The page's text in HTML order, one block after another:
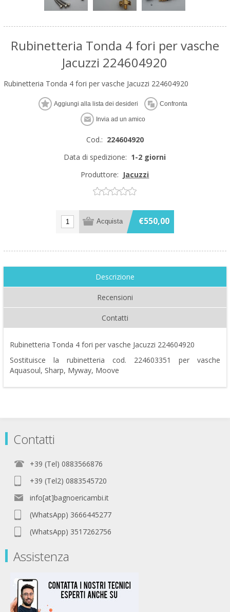
Rubinetteria Tonda 4 fori per vasche
Jacuzzi 224604920
Rubinetteria Tonda 4 fori per vasche Jacuzzi 224604920
Cod.: 224604920
Data di spedizione: 1-2 giorni
Produttore: Jacuzzi
€550,00
Descrizione
Recensioni
Contatti
Rubinetteria Tonda 4 fori per vasche Jacuzzi 224604920
Sostituisce la rubinetteria cod. 224603351 per vasche
Aquasoul, Sharp, Myway, Moove
Contatti
+39 (Tel) 0883566876
+39 (Tel2) 0883545720
info[at]bagnoericambi.it
(WhatsApp) 3666445277
(WhatsApp) 3517262756
Assistenza